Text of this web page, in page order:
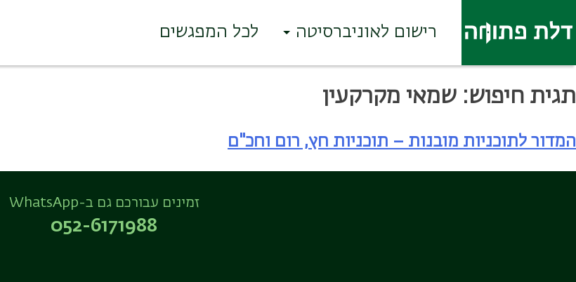
Skip
to
רישום לאוניברסיטה לכל המפגשים
תגית חיפוש: שמאי מקרקעין
המדור לתוכניות מובנות – תוכניות חץ, רום וחכ"ם
זמינים עבורכם גם ב-WhatsApp
052-6171988